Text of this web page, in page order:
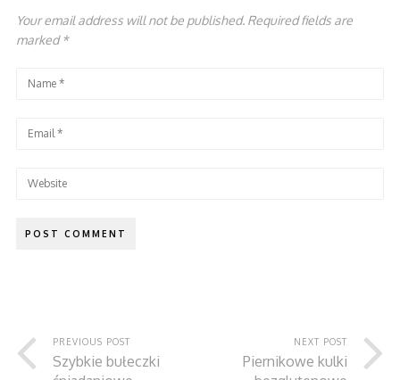
Your email address will not be published. Required fields are
marked*
PREVIOUS POST
Szybkie bułeczki
NEXT POST
Piernikowe kulki